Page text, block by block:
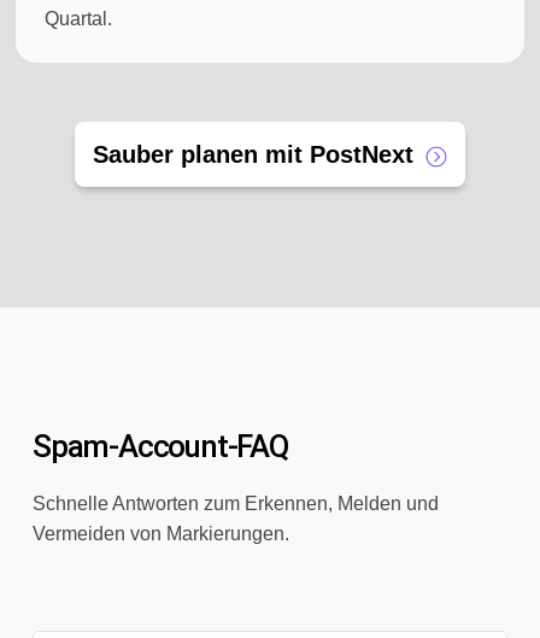
Quartal.
Sauber planen mit PostNext
Spam-Account-FAQ
Schnelle Antworten zum Erkennen, Melden und
Vermeiden von Markierungen.